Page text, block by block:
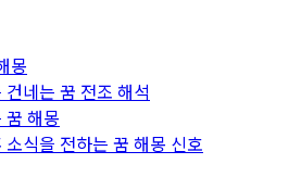
몽
네는 꿈 전조 해석
꿈 해몽
식을 전하는 꿈 해몽 신호